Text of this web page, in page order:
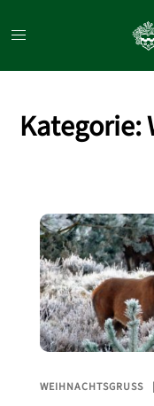
Inhalt
Kategorie:
WEIHNACHTSGRUSS